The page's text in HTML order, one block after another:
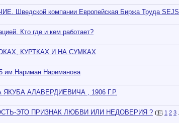
Шведской компании Европейская Биржа Труда SEJS
Кто где и кем работает?
КУРТКАХ И НА СУМКАХ
им.Нариман Нариманова
АЛАВЕРДИЕВИЧА , 1906 Г.Р.
ЭТО ПРИЗНАК ЛЮБВИ ИЛИ НЕДОВЕРИЯ ? ( 1 2 3